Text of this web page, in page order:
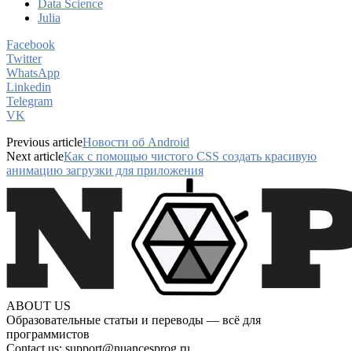
Data Science
Julia
Facebook
Twitter
WhatsApp
Linkedin
Telegram
VK
Previous articleНовости об Android
Next articleКак с помощью чистого CSS создать красивую
анимацию загрузки для приложения
ABOUT US
Образовательные статьи и переводы — всё для
программистов
Contact us: support@nuancesprog.ru